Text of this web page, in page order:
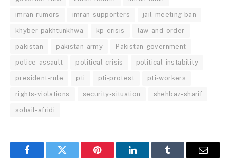
imran-rumors imran-supporters jail-meeting-ban
khyber-pakhtunkhwa kp-crisis law-and-order
pakistan pakistan-army Pakistan-government
police-assault political-crisis political-instability
president-rule pti pti-protest pti-workers
rights-violations security-situation shehbaz-sharif
sohail-afridi
FacebookTwitter Pinterest LinkedInTumblr Email